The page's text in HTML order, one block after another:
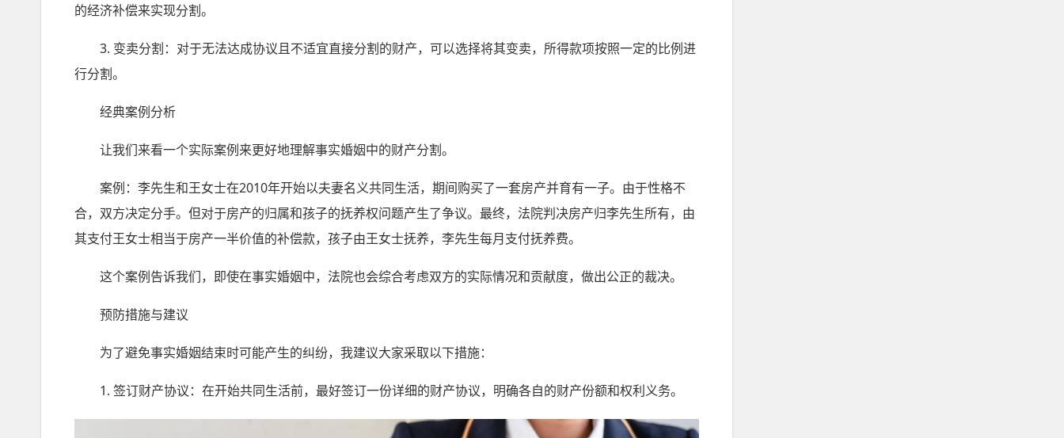
的经济补偿来实现分割。
3. 变卖分割：对于无法达成协议且不适宜直接分割的财产，可以选择将其变卖，所得款项按照一定的比例进
行分割。
经典案例分析
让我们来看一个实际案例来更好地理解事实婚姻中的财产分割。
案例：李先生和王女士在2010年开始以夫妻名义共同生活，期间购买了一套房产并育有一子。由于性格不
合，双方决定分手。但对于房产的归属和孩子的抚养权问题产生了争议。最终，法院判决房产归李先生所有，由
其支付王女士相当于房产一半价值的补偿款，孩子由王女士抚养，李先生每月支付抚养费。
这个案例告诉我们，即使在事实婚姻中，法院也会综合考虑双方的实际情况和贡献度，做出公正的裁决。
预防措施与建议
为了避免事实婚姻结束时可能产生的纠纷，我建议大家采取以下措施：
1. 签订财产协议：在开始共同生活前，最好签订一份详细的财产协议，明确各自的财产份额和权利义务。